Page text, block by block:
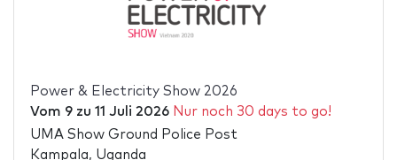
Power & Electricity Show 2026
Vom 9zu 11 Juli 2026 Nur noch 30 days to go!
UMA Show Ground Police Post
Kampala, Uganda